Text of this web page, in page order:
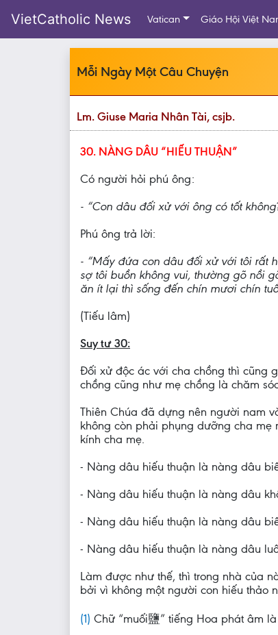
VietCatholic News Vatican Giáo Hội Việt
Mỗi Ngày Một Câu Chuyện
Lm. Giuse Maria Nhân Tài, csjb.
30. NÀNG DÂU “HIẾU THUẬN”
Có người hỏi phú ông:
- “Con dâu đối xử với ông có tốt
Phú ông trả lời:
- “Mấy đứa con dâu đối xử với tôi rất
sợ tôi buồn không vui, thường gõ nồi
ăn ít lại thì sống đến chín mươi chín
(Tiếu lâm)
Suy tư 30:
Đối xử độc ác với cha chồng thì cũng
chồng cũng như mẹ chồng là chăm
Thiên Chúa đã dựng nên người nam
không còn phải phụng dưỡng cha
kính cha mẹ.
- Nàng dâu hiếu thuận là nàng dâu
- Nàng dâu hiếu thuận là nàng dâu
- Nàng dâu hiếu thuận là nàng dâu
- Nàng dâu hiếu thuận là nàng dâu
Làm được như thế, thì trong nhà của
bởi vì không một người con hiếu thảo
(1) Chữ “muối鹽” tiếng Hoa phát âm